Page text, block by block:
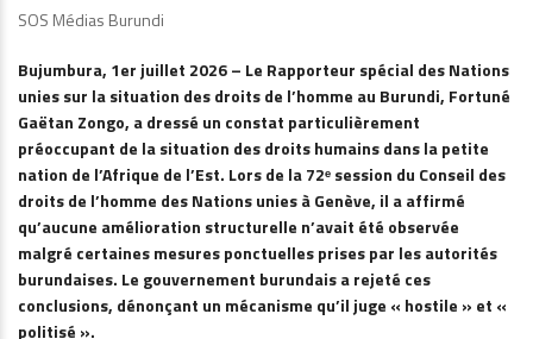
SOS Médias Burundi
Bujumbura, 1er juillet 2026 – Le Rapporteur spécial des Nations
unies sur la situation des droits de l’homme au Burundi, Fortuné
Gaëtan Zongo, a dressé un constat particulièrement
préoccupant de la situation des droits humains dans la petite
nation de l’Afrique de l’Est. Lors de la 72ᵉ session du Conseil des
droits de l’homme des Nations unies à Genève, il a affirmé
qu’aucune amélioration structurelle n’avait été observée
malgré certaines mesures ponctuelles prises par les autorités
burundaises. Le gouvernement burundais a rejeté ces
conclusions, dénonçant un mécanisme qu’il juge « hostile » et «
politisé ».